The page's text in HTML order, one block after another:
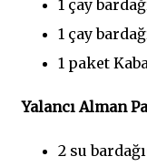
1 çay
1 çay
1 paket
Yalancı Alman
2 su